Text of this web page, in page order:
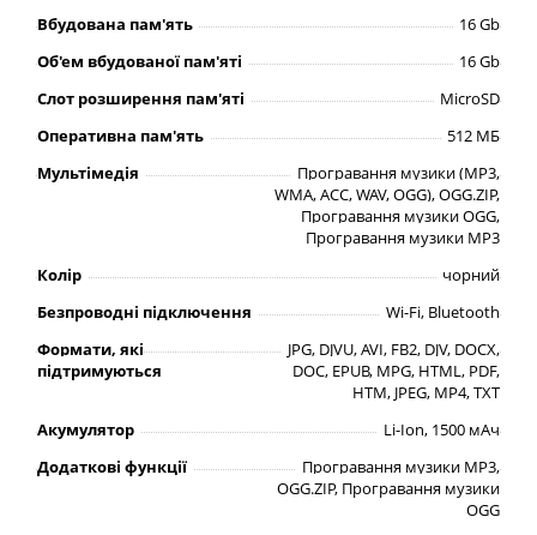
Вбудована пам'ять
16 Gb
Об'ем вбудованої пам'яті
16 Gb
Слот розширення пам'яті
MicroSD
Оперативна пам'ять
512 МБ
Мультімедія
Програвання музики (MP3,
WMA, ACC, WAV, OGG), OGG.ZIP,
Програвання музики OGG,
Програвання музики MP3
Колір
чорний
Безпроводні підключення
Wi-Fi, Bluetooth
Формати, які
підтримуються
JPG, DJVU, AVI, FB2, DJV, DOCX,
DOC, EPUB, MPG, HTML, PDF,
HTM, JPEG, MP4, TXT
Акумулятор
Li-Ion, 1500 мАч
Додаткові функції
Програвання музики MP3,
OGG.ZIP, Програвання музики
OGG